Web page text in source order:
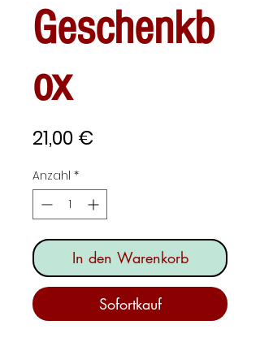
Geschenkb
ox
21,00 €
Anzahl *
In den Warenkorb
Sofortkauf